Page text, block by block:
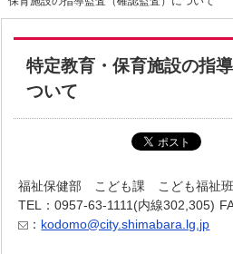
特定教育・保育施設の指
ついて
福祉保健部 こども課 こども福祉班
TEL：0957-63-1111(内線302,305)
： kodomo@city.shimabara.lg.jp